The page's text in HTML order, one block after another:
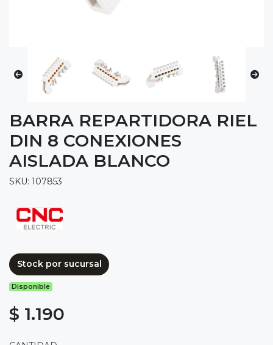
BARRA REPARTIDORA RIEL
DIN 8 CONEXIONES
AISLADA BLANCO
SKU: 107853
Stock por sucursal
Disponible
$ 1.190